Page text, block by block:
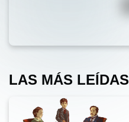
LAS MÁS LEÍDAS